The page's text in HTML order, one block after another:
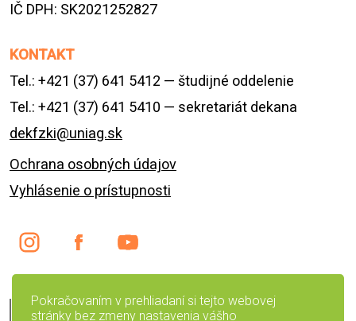
Pokračovaním v prehliadaní si tejto webovej
stránky bez zmeny nastavenia vášho
IČ DPH: SK2021252827
KONTAKT
Tel.: +421 (37) 641 5412 — študijné oddelenie
Tel.: +421 (37) 641 5410 — sekretariát dekana
dekfzki@uniag.sk
Ochrana osobných údajov
Vyhlásenie o prístupnosti
English version